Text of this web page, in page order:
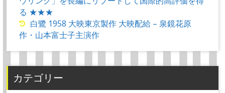
る ★★★
白鷺 1958 大映東京製作 大映配給 – 泉鏡花原
作・山本富士子主演作
カテゴリー